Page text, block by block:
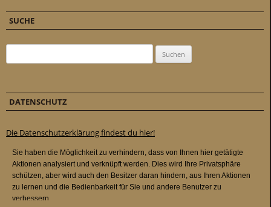
SUCHE
DATENSCHUTZ
Die Datenschutzerklärung findest du hier!